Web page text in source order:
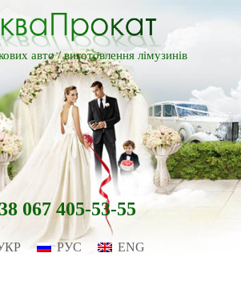
авто /виготовлення лімузинів
067 405-53-55
РУС ENG